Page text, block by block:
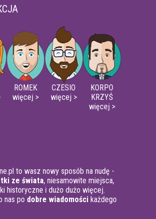
ROMEK
więcej >
CZESIO
więcej >
KORPO
KRZYŚ
więcej >
to wasz nowy sposób na nudę -
ze świata, niesamowite miejsca,
historyczne i dużo dużo więcej.
nas po dobre wiadomości każdego